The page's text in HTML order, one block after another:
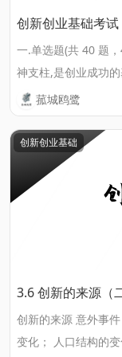
创新创业基础考试
一.单选题(共 40 题
神支柱,是创业成功的基石。 A. 团队精神 B. 团队
D. 团队人员年龄 答案：A 2. (单选题,1.0 分) 创业融资难的原因不
包括 ( ) A. 新创企业的不确定大 B. 项目可行性不确定 C. 企业与资
金提供者之间的信息不对称 D. 资本市场欠发达 答
题,1.0 分) 下列哪项不属
及其价值实现风险的
菰城鸥鹭
创新创业基础
3.6 创新的来源（
创新的来源 意外事件； “不协调的事件”； 程序需求； 行业